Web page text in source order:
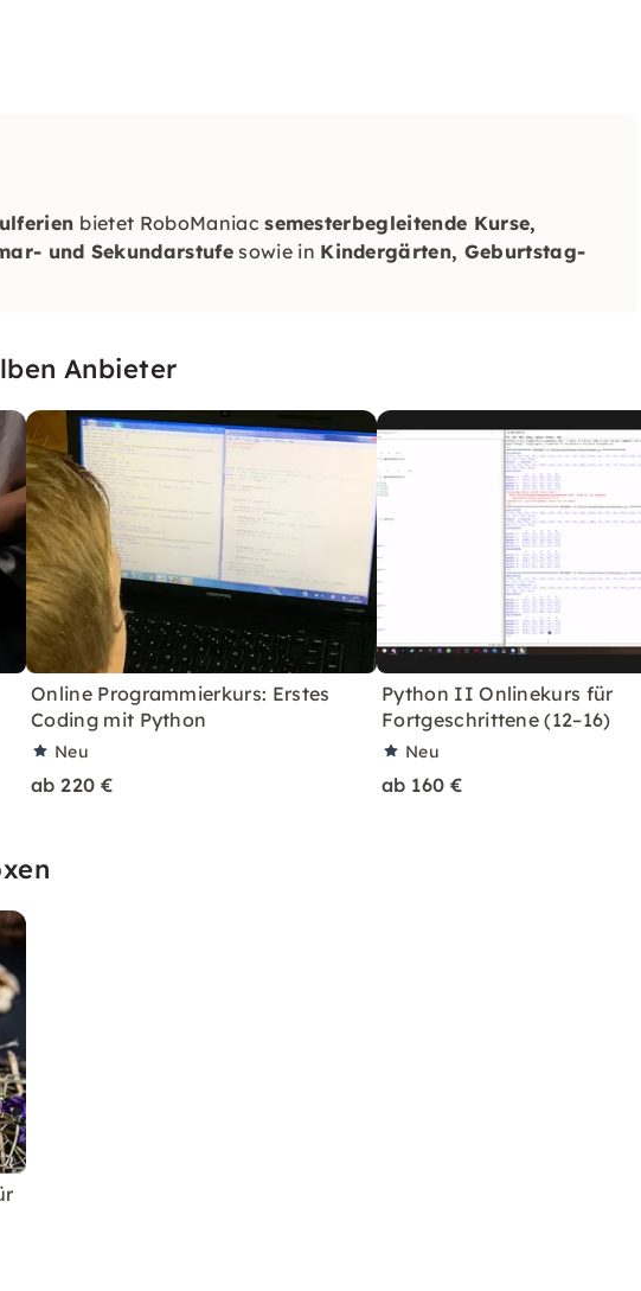
bietet RoboManiacsemesterbegleitende Kurse,
und Sekundarstufe sowie in Kindergärten, Geburtstag-
Anbieter
Online Programmierkurs: Erstes
Coding mit Python
Neu
ab 220 €
Python II Onlinekurs für
Fortgeschrittene (12–16)
Neu
ab 160 €